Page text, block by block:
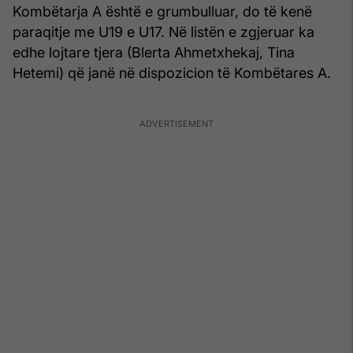
Kombëtarja A është e grumbulluar, do të kenë
paraqitje me U19 e U17. Në listën e zgjeruar ka
edhe lojtare tjera (Blerta Ahmetxhekaj, Tina
Hetemi) që janë në dispozicion të Kombëtares A.